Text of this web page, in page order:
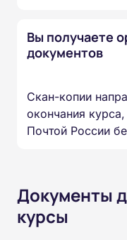
Вы получаете
документов
Скан-копии
окончания
Почтой России
Документы
курсы